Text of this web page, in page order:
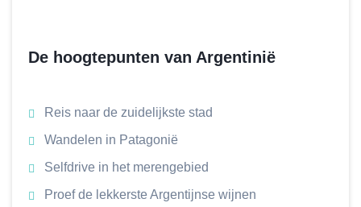
De hoogtepunten van Argentinië
Reis naar de zuidelijkste stad
Wandelen in Patagonië
Selfdrive in het merengebied
Proef de lekkerste Argentijnse wijnen